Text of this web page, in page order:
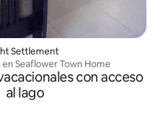
Settlement
Seaflower Town Home
con acceso
al lago